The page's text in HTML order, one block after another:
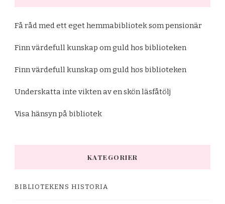
Få råd med ett eget hemmabibliotek som pensionär
Finn värdefull kunskap om guld hos biblioteken
Finn värdefull kunskap om guld hos biblioteken
Underskatta inte vikten av en skön läsfåtölj
Visa hänsyn på bibliotek
KATEGORIER
BIBLIOTEKENS HISTORIA